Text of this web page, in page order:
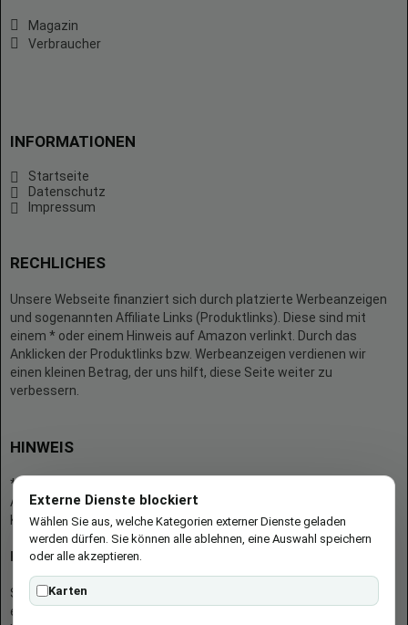
Magazin
Verbraucher
INFORMATIONEN
Startseite
Datenschutz
Impressum
RECHLICHES
Unsere Webseite finanziert sich durch platzierte Werbeanzeigen
und sogenannten Affiliate Links (Produktlinks). Diese sind mit
einem * oder einem Hinweis auf Amazon verlinkt. Durch das
Anklicken der Produktlinks bzw. Werbeanzeigen verdienen wir
einen kleinen Betrag, der uns hilft, diese Seite weiter zu
verbessern.
HINWEIS
* = Afilliate-Link (=Werbung)
Als Amazon-Partner verdient der Seitenbetreiber an qualifizierten
Käufen.
Hinweis zu Preisen und Verfügbarkeiten
Sofern Produktpreise und Verfügbarkeiten angezeigt werden,
entsprechen diese dem angegebenen Stand (Datum/Uhrzeit) und
Externe Dienste blockiert
Wählen Sie aus, welche Kategorien externer Dienste geladen
werden dürfen. Sie können alle ablehnen, eine Auswahl speichern
oder alle akzeptieren.
Karten